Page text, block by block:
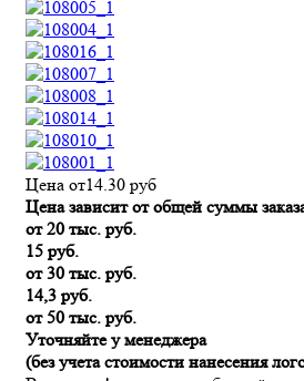
Цена от14.30 руб
Цена зависит от общей суммы
от 20 тыс. руб.
15 руб.
от 30 тыс. руб.
14,3 руб.
от 50 тыс. руб.
Уточняйте у менеджера
(без учета стоимости нанесения